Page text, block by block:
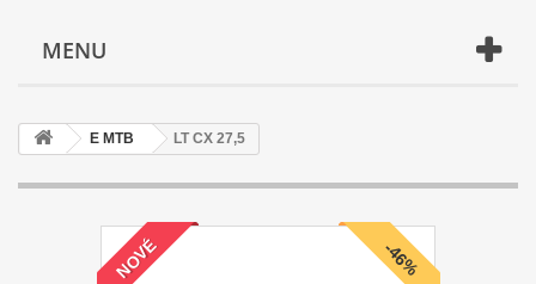
MENU
E MTB LT CX 27,5
NOVÉ -46%